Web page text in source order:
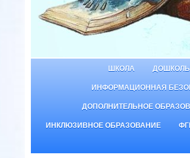
ШКОЛА
ИНФОРМАЦИОННАЯ
ДОПОЛНИТЕЛЬНОЕ
ИНКЛЮЗИВНОЕ ОБРАЗОВАНИЕ